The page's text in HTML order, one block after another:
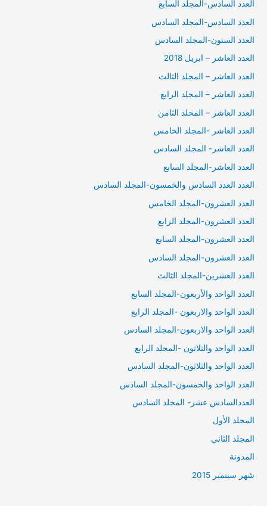
العدد السادس-المجلد السابع
العدد السادس-المجلد السادس
العدد الستون-المجلد السادس
العدد العاشر – ابريل 2018
العدد العاشر – المجلد الثالث
العدد العاشر – المجلد الرابع
العدد العاشر – المحلد الثامن
العدد العاشر -المجلد الخامس
العدد العاشر- المجلد السادس
العدد العاشر-المجلد السابع
العدد العدد السادس والخمسون-المجلد السادس
العدد العشرون-المجلد الخامس
العدد العشرون-المجلد الرابع
العدد العشرون-المجلد السابع
العدد العشرون-المجلد السادس
العدد العشرين-المجلد الثالث
العدد الواحد والأربعون-المجلد السابع
العدد الواحد والاربعون -المجلد الرابع
العدد الواحد والاربعون-المجلد السادس
العدد الواحد والثلاثون -المجلد الرابع
العدد الواحد والثلاثون-المجلد السادس
العدد الواحد والخمسون-المجلد السادس
العددالسادس عشر- المجلد السادس
المجلد الأول
المجلد الثاني
المدونة
شهر سبتمبر 2015